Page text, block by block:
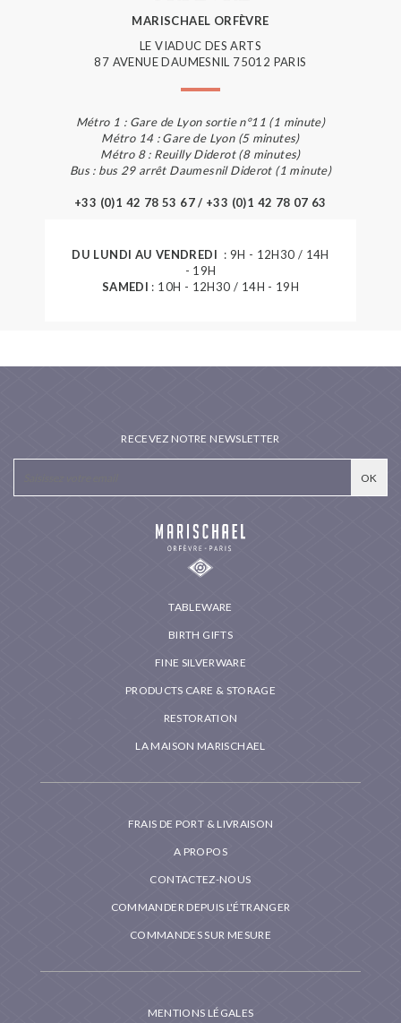
MARISCHAEL ORFÈVRE
LE VIADUC DES ARTS
87 AVENUE DAUMESNIL 75012 PARIS
Métro 1 : Gare de Lyon sortie n°11 (1 minute)
Métro 14 : Gare de Lyon (5 minutes)
Métro 8 : Reuilly Diderot (8 minutes)
Bus : bus 29 arrêt Daumesnil Diderot (1 minute)
+33 (0)1 42 78 53 67 / +33 (0)1 42 78 07 63
DU LUNDI AU VENDREDI : 9H - 12H30 / 14H
- 19H
SAMEDI : 10H - 12H30 / 14H - 19H
TABLEWARE
BIRTH GIFTS
FINE SILVERWARE
PRODUCTS CARE & STORAGE
RESTORATION
LA MAISON MARISCHAEL
FRAIS DE PORT & LIVRAISON
A PROPOS
CONTACTEZ-NOUS
COMMANDER DEPUIS L'ÉTRANGER
COMMANDES SUR MESURE
MENTIONS LÉGALES
RECEVEZ NOTRE NEWSLETTER